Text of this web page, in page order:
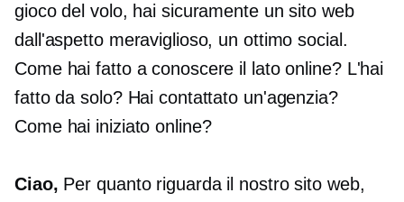
gioco del volo, hai sicuramente un sito web
dall'aspetto meraviglioso, un ottimo social.
Come hai fatto a conoscere il lato online? L'hai
fatto da solo? Hai contattato un'agenzia?
Come hai iniziato online?
Ciao, Per quanto riguarda il nostro sito web,